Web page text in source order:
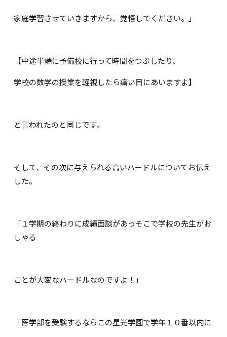
家庭学習させていきますから、覚悟してください。」
【中途半端に予備校に行って時間をつぶしたり、
学校の数学の授業を軽視したら痛い目にあいますよ】
と言われたのと同じです。
そして、その次に与えられる高いハードルについてお伝え
した。
「１学期の終わりに成績面談があっそこで学校の先生がお
しゃる
ことが大変なハードルなのですよ！」
「医学部を受験するならこの星光学園で学年１０番以内に